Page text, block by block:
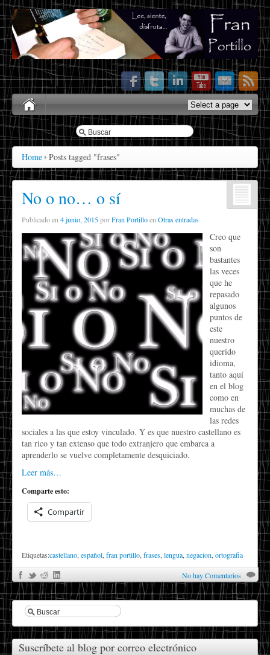
Home Posts tagged "frases"
No o no… o sí
Publicado en 4 junio, 2015porFran Portilloen Otras entradas
Creo que
son
bastantes
las veces
que he
repasado
algunos
puntos de
este
nuestro
querido
idioma,
tanto aquí
en el blog
como en
muchas de
las redes
sociales a las que estoy vinculado. Y es que nuestro castellano es
tan rico y tan extenso que todo extranjero que embarca a
aprenderlo se vuelve completamente desquiciado.
Leer más…
Comparte esto:
Compartir
Etiquetas:castellano español fran portillo frases lengua negacion ortografia
No hay Comentarios
Suscríbete al blog por correo electrónico